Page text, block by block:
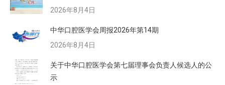
2026年8月4日
中华口腔医学会周报2026年第14期
2026年8月4日
关于中华口腔医学会第七届理事会负责人候选人的公
示